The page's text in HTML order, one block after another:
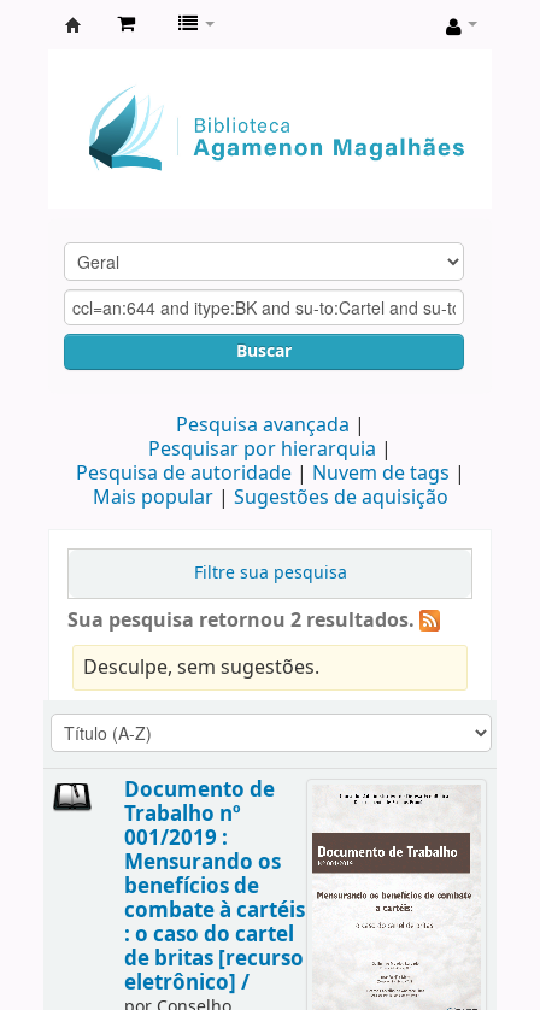
Agamenon
Magalhães
Buscar
Pesquisa avançada
Pesquisar por hierarquia
Pesquisa de autoridade
Nuvem de tags
Mais popular
Sugestões de aquisição
Filtre sua pesquisa
Sua pesquisa retornou 2 resultados.
Desculpe, sem sugestões.
Documento de
Trabalho nº
001/2019 :
Mensurando os
benefícios de
combate à cartéis
: o caso do cartel
de britas [recurso
eletrônico] /